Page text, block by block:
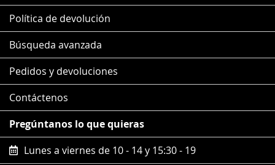
Política de devolución
Búsqueda avanzada
Pedidos y devoluciones
Contáctenos
Pregúntanos lo que quieras
Lunes a viernes de 10 - 14 y 15:30 - 19